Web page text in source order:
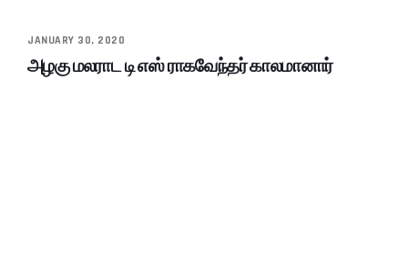
JANUARY 30, 2020
அழகு மலராட டி எஸ் ராகவேந்தர் காலமானார்